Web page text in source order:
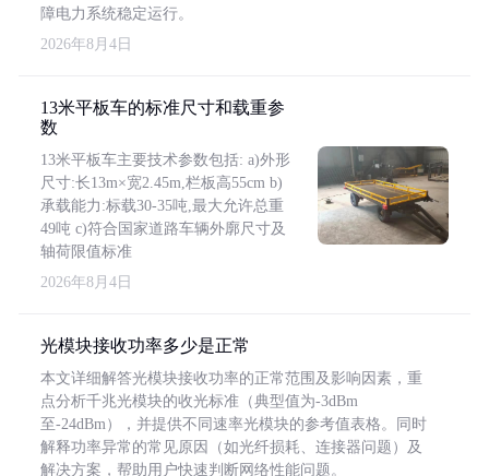
障电力系统稳定运行。
2026年8月4日
13米平板车的标准尺寸和载重参
数
13米平板车主要技术参数包括: a)外形
尺寸:长13m×宽2.45m,栏板高55cm b)
承载能力:标载30-35吨,最大允许总重
49吨 c)符合国家道路车辆外廓尺寸及
轴荷限值标准
2026年8月4日
光模块接收功率多少是正常
本文详细解答光模块接收功率的正常范围及影响因素，重
点分析千兆光模块的收光标准（典型值为-3dBm
至-24dBm），并提供不同速率光模块的参考值表格。同时
解释功率异常的常见原因（如光纤损耗、连接器问题）及
解决方案，帮助用户快速判断网络性能问题。